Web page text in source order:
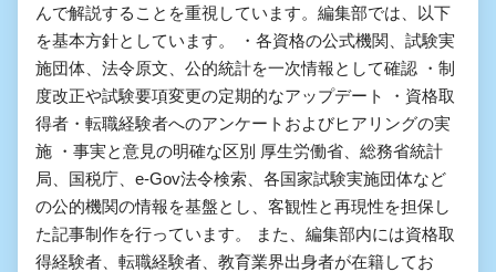
んで解説することを重視しています。編集部では、以下
を基本方針としています。 ・各資格の公式機関、試験実
施団体、法令原文、公的統計を一次情報として確認 ・制
度改正や試験要項変更の定期的なアップデート ・資格取
得者・転職経験者へのアンケートおよびヒアリングの実
施 ・事実と意見の明確な区別 厚生労働省、総務省統計
局、国税庁、e-Gov法令検索、各国家試験実施団体など
の公的機関の情報を基盤とし、客観性と再現性を担保し
た記事制作を行っています。 また、編集部内には資格取
得経験者、転職経験者、教育業界出身者が在籍してお